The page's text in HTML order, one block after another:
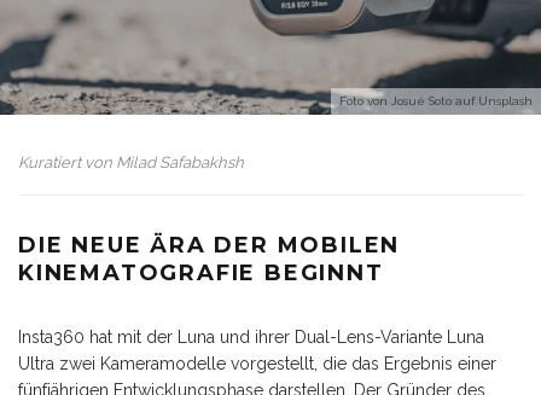
Foto von Josué Soto auf Unsplash
Kuratiert von Milad Safabakhsh
DIE NEUE ÄRA DER MOBILEN
KINEMATOGRAFIE BEGINNT
Insta360 hat mit der Luna und ihrer Dual-Lens-Variante Luna
Ultra zwei Kameramodelle vorgestellt, die das Ergebnis einer
fünfjährigen Entwicklungsphase darstellen. Der Gründer des